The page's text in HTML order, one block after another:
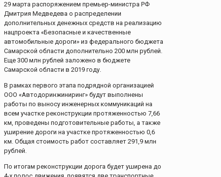
29 марта распоряжением премьер-министра РФ
Дмитрия Медведева о распределении
дополнительных денежных средств на реализацию
нацпроекта «Безопасные и качественные
автомобильные дороги» из федерального бюджета
Самарской области дополнительно 200 млн рублей.
Еще 300 млн рублей заложено в бюджете
Самарской области в 2019 году.
В рамках первого этапа подрядной организацией
ООО «Автодоринжиниринг» будут выполнены
работы по выносу инженерных коммуникаций на
всем участке реконструкции протяженностью 7,66
км, проведены подготовительные работы, а также
уширение дороги на участке протяженностью 0,6
км. Общая стоимость работ составляет 291,9 млн
рублей.
По итогам реконструкции дорога будет уширена до